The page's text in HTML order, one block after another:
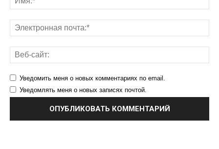
Уведомить меня о новых комментариях по email.
Уведомлять меня о новых записях почтой.